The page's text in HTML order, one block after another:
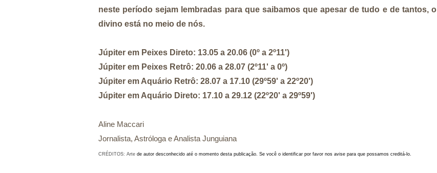
neste período sejam lembradas para que saibamos que apesar de tudo e de tantos, o
divino está no meio de nós.
Júpiter em Peixes Direto: 13.05 a 20.06 (0º a 2º11')
Júpiter em Peixes Retrô: 20.06 a 28.07 (2º11' a 0º)
Júpiter em Aquário Retrô: 28.07 a 17.10 (29º59' a 22º20')
Júpiter em Aquário Direto: 17.10 a 29.12 (22º20' a 29º59')
Aline Maccari
Jornalista, Astróloga e Analista Junguiana
CRÉDITOS: Arte de autor desconhecido até o momento desta publicação. Se você o identificar por favor nos avise para que possamos creditá-lo.